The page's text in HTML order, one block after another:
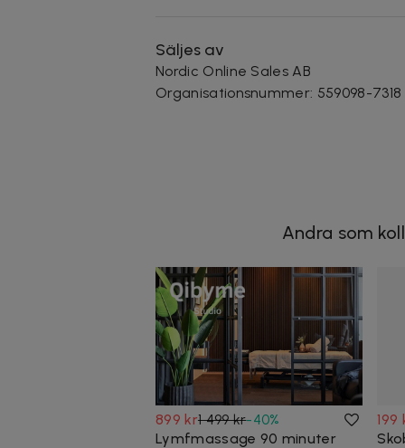
Säljes av
Nordic Online Sales AB
Organisationsnummer: 559098-7318
Andra som
899 kr1 499 kr-40%
Lymfmassage 90 minuter
199